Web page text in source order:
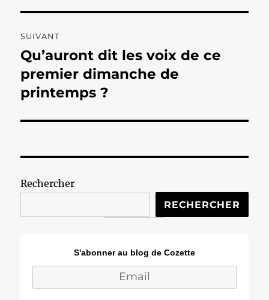
SUIVANT
Publication
suivante :
Qu’auront dit les voix de ce
premier dimanche de
printemps ?
Rechercher
RECHERCHER
S'abonner au blog de Cozette